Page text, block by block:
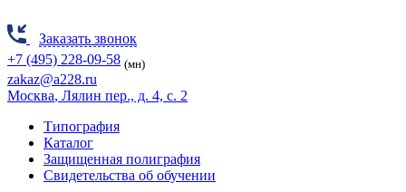
Заказать звонок
+7 (495) 228-09-58 (мн)
zakaz@a228.ru
Москва, Лялин пер., д. 4, с. 2
Типография
Каталог
Защищенная полиграфия
Свидетельства об обучении